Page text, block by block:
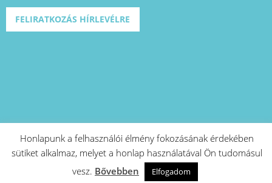
FELIRATKOZÁS HÍRLEVÉLRE
A projekt azonosító száma: EFOP-1.2.1-
15-2016-00573
Honlapunk a felhasználói élmény fokozásának érdekében
sütiket alkalmaz, melyet a honlap használatával Ön tudomásul
vesz. Bővebben Elfogadom